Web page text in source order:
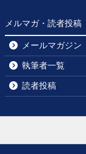
メルマガ・読者投稿
メールマガジン
執筆者一覧
読者投稿